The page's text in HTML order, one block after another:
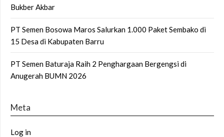
Bukber Akbar
PT Semen Bosowa Maros Salurkan 1.000 Paket Sembako di
15 Desa di Kabupaten Barru
PT Semen Baturaja Raih 2 Penghargaan Bergengsi di
Anugerah BUMN 2026
Meta
Log in